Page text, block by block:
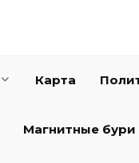
Карта
Магнитные бури